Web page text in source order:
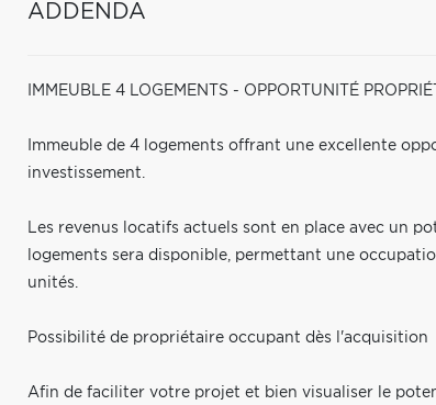
ADDENDA
IMMEUBLE 4 LOGEMENTS - OPPORTUNITÉ
Immeuble de 4 logements offrant une excellente
investissement.
Les revenus locatifs actuels sont en place avec un
logements sera disponible, permettant une
unités.
Possibilité de propriétaire occupant dès l'acquisition
Afin de faciliter votre projet et bien visualiser le